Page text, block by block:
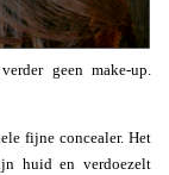
geen make-up.
fijne concealer. Het
huid en verdoezelt